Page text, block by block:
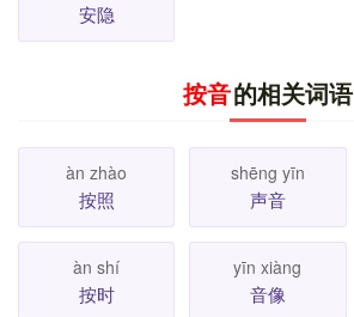
安隐
按音的相关词语
àn zhào
按照
shēng yīn
声音
àn shí
按时
yīn xiàng
音像